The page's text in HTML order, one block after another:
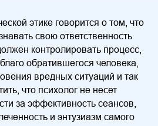
этике говорится о том, что
свою ответственность
контролировать процесс,
обратившегося человека,
вредных ситуаций и так
что психолог не несет
за эффективность сеансов,
и энтузиазм самого